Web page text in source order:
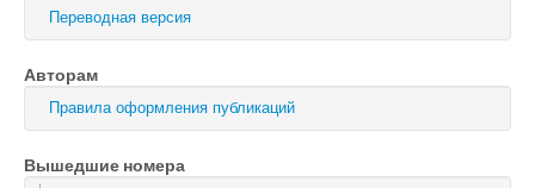
Физика и техника полупроводников
Оптика и спектроскопия
Поиск
Войти
Переводная версия
Авторам
Правила оформления публикаций
Вышедшие номера